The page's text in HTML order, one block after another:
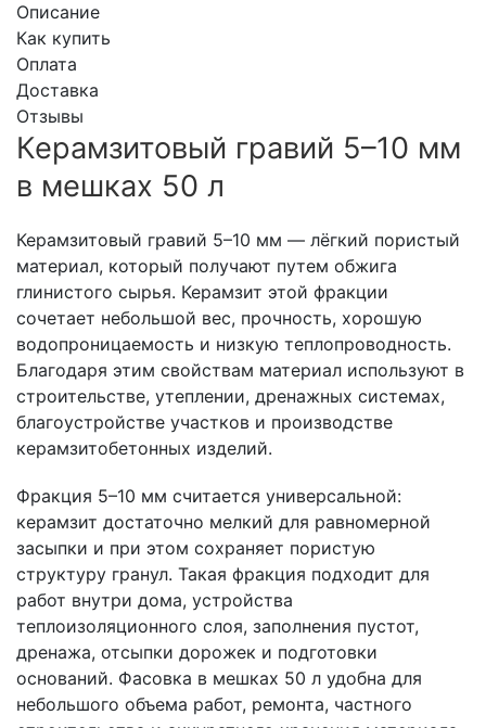
Описание
Как купить
Оплата
Доставка
Отзывы
Керамзитовый гравий 5–10 мм
в мешках 50 л
Керамзитовый гравий 5–10 мм — лёгкий пористый
материал, который получают путем обжига
глинистого сырья. Керамзит этой фракции
сочетает небольшой вес, прочность, хорошую
водопроницаемость и низкую теплопроводность.
Благодаря этим свойствам материал используют в
строительстве, утеплении, дренажных системах,
благоустройстве участков и производстве
керамзитобетонных изделий.
Фракция 5–10 мм считается универсальной:
керамзит достаточно мелкий для равномерной
засыпки и при этом сохраняет пористую
структуру гранул. Такая фракция подходит для
работ внутри дома, устройства
теплоизоляционного слоя, заполнения пустот,
дренажа, отсыпки дорожек и подготовки
оснований. Фасовка в мешках 50 л удобна для
небольшого объема работ, ремонта, частного